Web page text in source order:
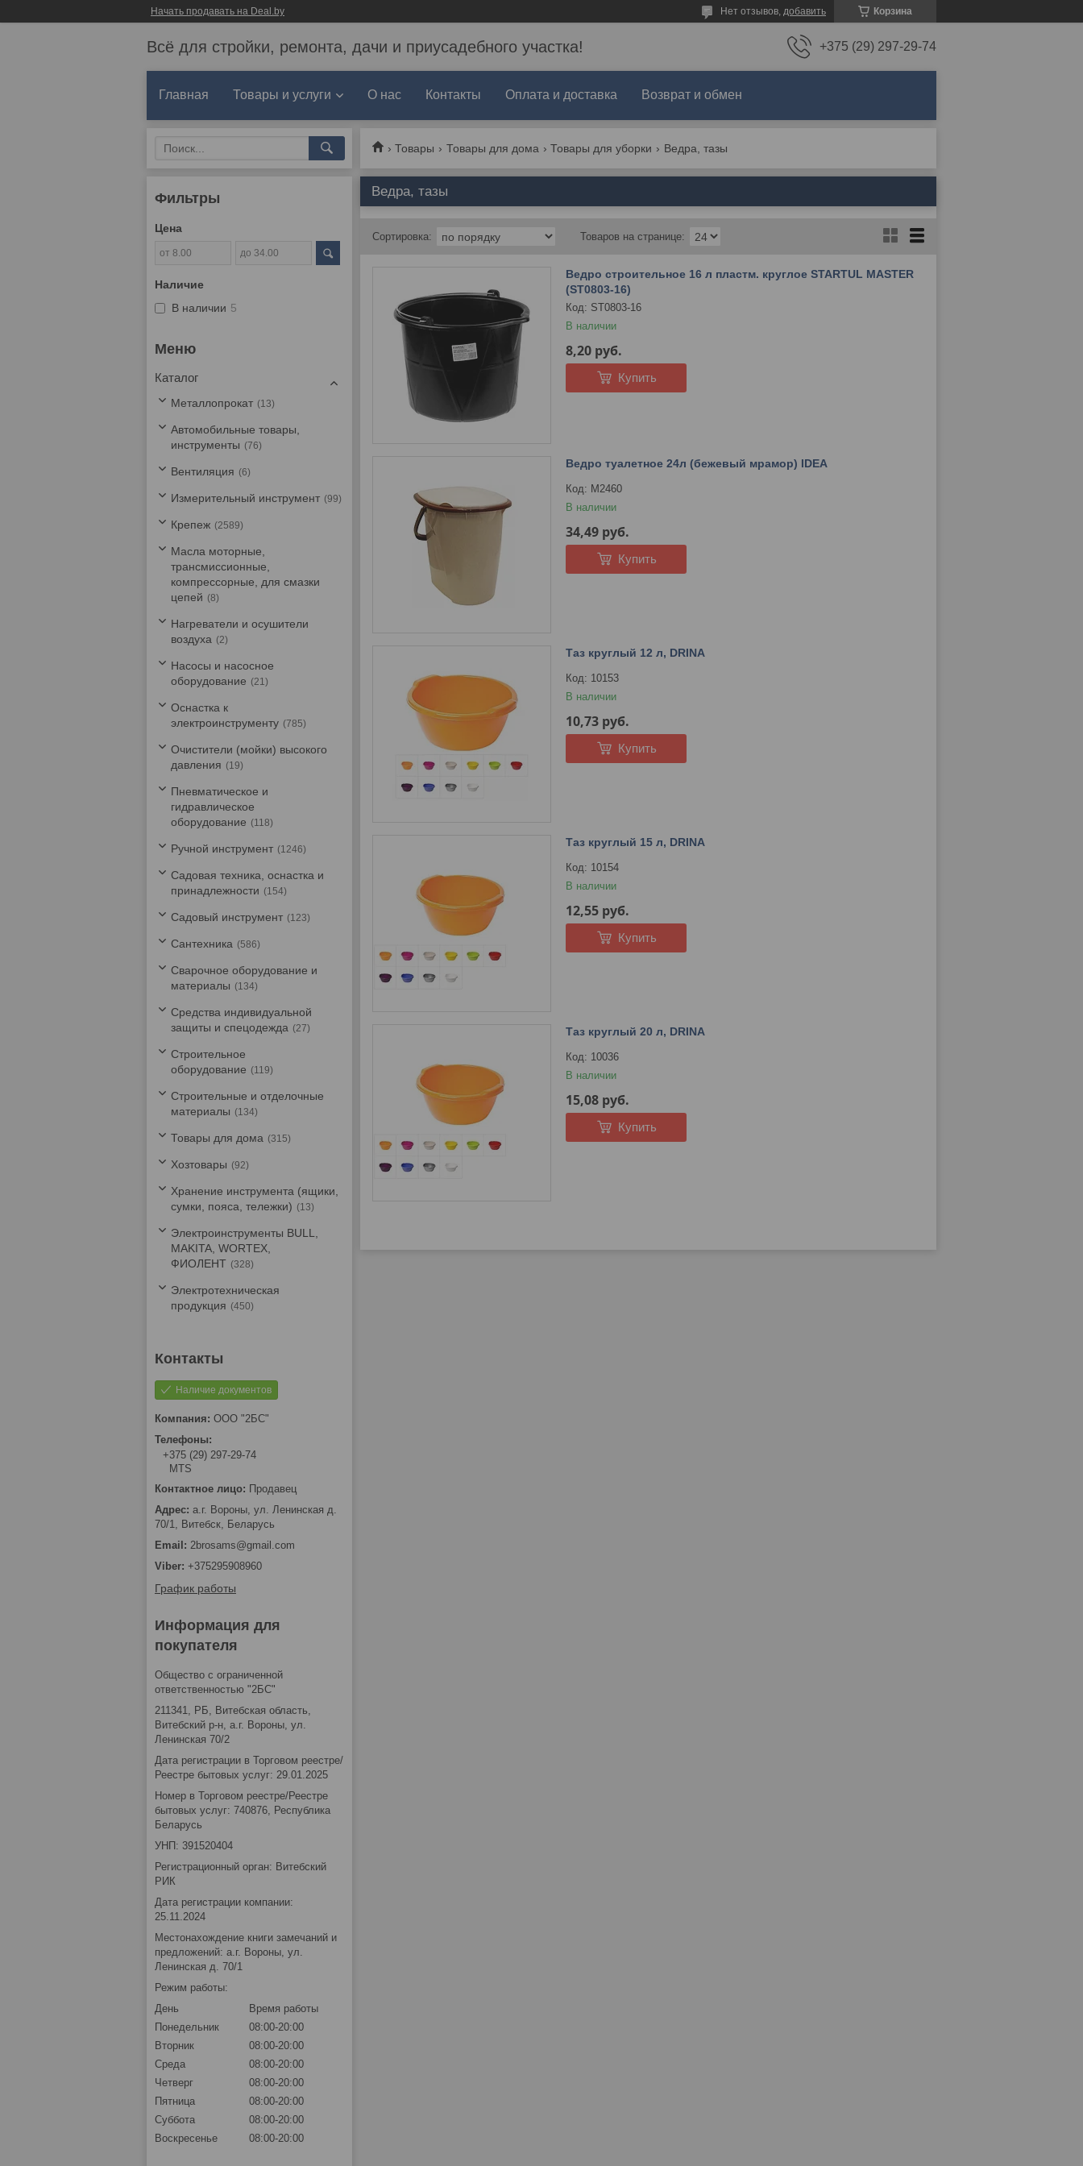
Начать продавать на Deal.by Корзина
Нет отзывов, добавить
Всё для стройки, ремонта, дачи и приусадебного участка! +375 (29) 297-29-74
Главная Товары и услуги О нас Контакты Оплата и доставка Возврат и обмен
Товары Товары для дома Товары для уборки Ведра, тазы
Ведра, тазы
Ведро строительное 16 л пластм. круглое STARTUL MASTER
(ST0803-16)
ST0803-16
В наличии
8,20 руб.
Купить
Ведро туалетное 24л (бежевый мрамор) IDEA
М2460
В наличии
34,49 руб.
Купить
Таз круглый 12 л, DRINA
10153
В наличии
10,73 руб.
Купить
Таз круглый 15 л, DRINA
10154
В наличии
12,55 руб.
Купить
Таз круглый 20 л, DRINA
10036
В наличии
15,08 руб.
Купить
Фильтры
Цена
Наличие
В наличии 5
Каталог
Металлопрокат 13
Автомобильные товары,
инструменты
76
Вентиляция 6
Измерительный инструмент 99
Крепеж 2589
Масла моторные,
трансмиссионные,
компрессорные, для смазки
цепей
8
Нагреватели и осушители
воздуха
2
Насосы и насосное
оборудование
21
Оснастка к
электроинструменту
785
Очистители (мойки) высокого
давления
19
Пневматическое и
гидравлическое
оборудование
118
Ручной инструмент 1246
Садовая техника, оснастка и
принадлежности
154
Садовый инструмент 123
Сантехника 586
Сварочное оборудование и
материалы
134
Средства индивидуальной
защиты и спецодежда
27
Строительное
оборудование
119
Строительные и отделочные
материалы
134
Товары для дома 315
Хозтовары 92
Хранение инструмента (ящики,
сумки, пояса, тележки)
13
Электроинструменты BULL,
MAKITA, WORTEX,
ФИОЛЕНТ
328
Электротехническая
продукция
450
Наличие документов
ООО "2БС"
+375 (29) 297-29-74
MTS
Продавец
а.г. Вороны, ул. Ленинская д.
70/1, Витебск, Беларусь
2brosams@gmail.com
+375295908960
График работы
Информация для
покупателя
Общество с ограниченной
ответственностью "2БС"
211341, РБ, Витебская область,
Витебский р-н, а.г. Вороны, ул.
Ленинская 70/2
Дата регистрации в Торговом реестре/
Реестре бытовых услуг: 29.01.2025
Номер в Торговом реестре/Реестре
бытовых услуг: 740876, Республика
Беларусь
УНП: 391520404
Регистрационный орган: Витебский
РИК
Дата регистрации компании:
25.11.2024
Местонахождение книги замечаний и
предложений: а.г. Вороны, ул.
Ленинская д. 70/1
Режим работы:
День
Время работы
Понедельник
08:00-20:00
Вторник
08:00-20:00
Среда
08:00-20:00
Четверг
08:00-20:00
Пятница
08:00-20:00
Суббота
08:00-20:00
Воскресенье
08:00-20:00